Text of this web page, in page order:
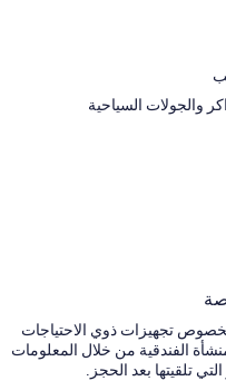
والجولات السياحية
تجهيزات ذوي الاحتياجات
الفندقية من خلال المعلومات
تلقيتها بعد الحجز.